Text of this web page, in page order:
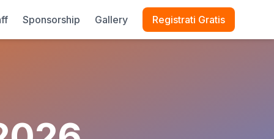
Sponsorship Gallery Registrati Gratis